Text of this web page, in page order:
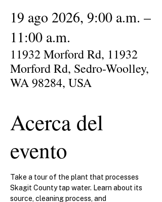
19 ago 2026, 9:00 a.m. –
11:00 a.m.
11932 Morford Rd, 11932
Morford Rd, Sedro-Woolley,
WA 98284, USA
Acerca del
evento
Take a tour of the plant that processes
Skagit County tap water. Learn about its
source, cleaning process, and